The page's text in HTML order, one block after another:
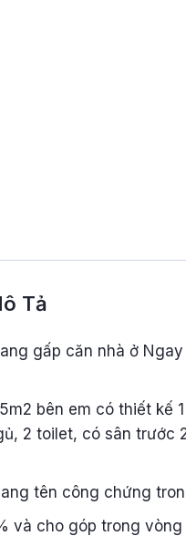
Tả
gấp căn nhà ở
bên em có thiết kế
2 toilet, có sân trước
tên công chứng
và cho góp trong